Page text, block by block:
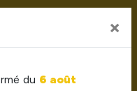
×
du 6 août